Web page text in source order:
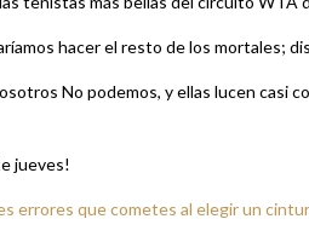
hacer el resto de los mortales;
No podemos, y ellas lucen casi
jueves!
errores que cometes al elegir un